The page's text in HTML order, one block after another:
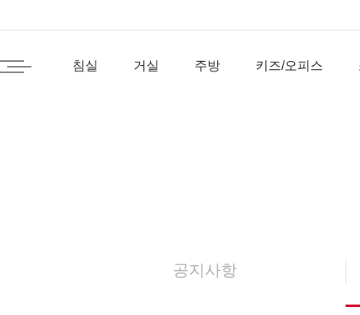
침실 거실 주방 키즈/오피스
공지사항